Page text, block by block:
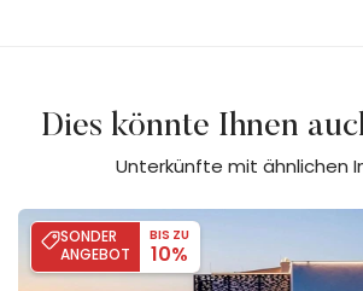
Dies könnte Ihnen
Unterkünfte mit ähnlichen
SONDER
ANGEBOT
BIS ZU
10%
Villa Kate - Zadar